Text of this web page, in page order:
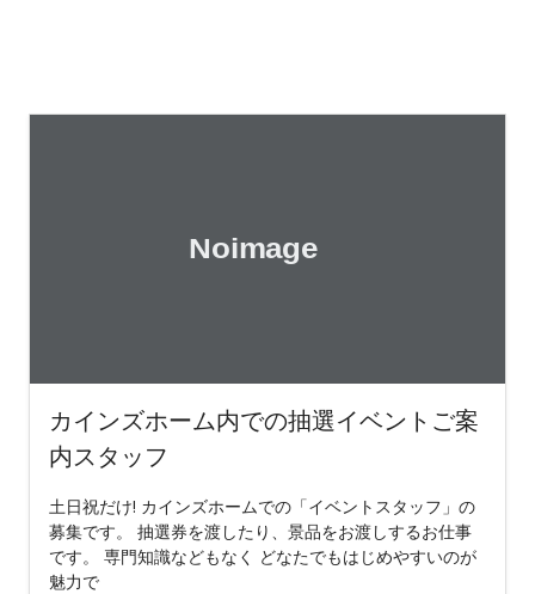
カインズホーム内での抽選イベントご案
内スタッフ
土日祝だけ! カインズホームでの「イベントスタッフ」の
募集です。 抽選券を渡したり、景品をお渡しするお仕事
です。 専門知識などもなく どなたでもはじめやすいのが
魅力で